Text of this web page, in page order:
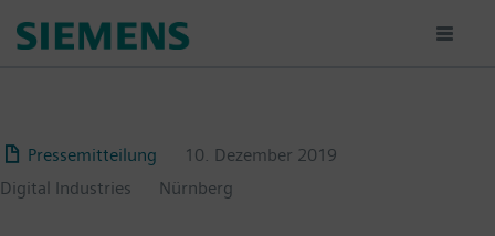
para
Pressemitteilung
10. Dezember 2019
Digital Industries
Nürnberg